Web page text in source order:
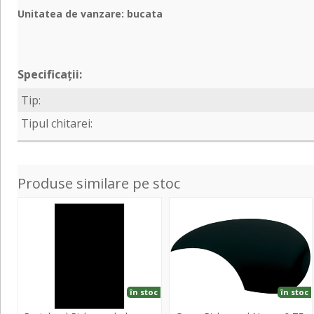
Unitatea de vanzare: bucata
Specificații:
Tip:
Tipul chitarei:
Produse similare pe stoc
Pickguard
în stoc
0,75
mm
în stoc